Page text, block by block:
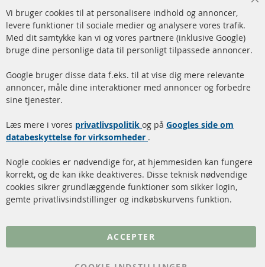
info@contra-automotive.de
www.contra-automotive.de
Facebook
Instagram
Hurtige links
Dieselpartikelfilter (DPF)
rengøring
Katalysator (KAT)
Sensorer
FAQ
Kundeservice
Betalingsmetoder
Kontakt
Vi bruger cookies til at personalisere indhold og annoncer,
levere funktioner til sociale medier og analysere vores trafik.
Med dit samtykke kan vi og vores partnere (inklusive Google)
bruge dine personlige data til personligt tilpassede annoncer.
Google bruger disse data f.eks. til at vise dig mere relevante
annoncer, måle dine interaktioner med annoncer og forbedre
sine tjenester.
Læs mere i vores privatlivspolitik og på Googles side om
databeskyttelse for virksomheder .
Nogle cookies er nødvendige for, at hjemmesiden kan fungere
korrekt, og de kan ikke deaktiveres. Disse teknisk nødvendige
cookies sikrer grundlæggende funktioner som sikker login,
gemte privatlivsindstillinger og indkøbskurvens funktion.
ACCEPTER